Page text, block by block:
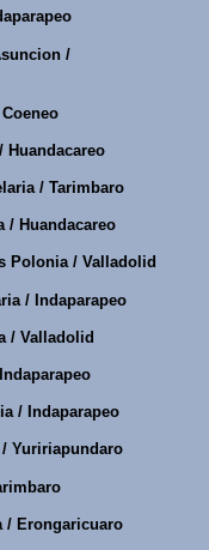
/
Huandacareo
/ Tarimbaro
/ Huandacareo
Polonia / Valladolid
/ Indaparapeo
/ Valladolid
/ Indaparapeo
Yuririapundaro
/ Erongaricuaro